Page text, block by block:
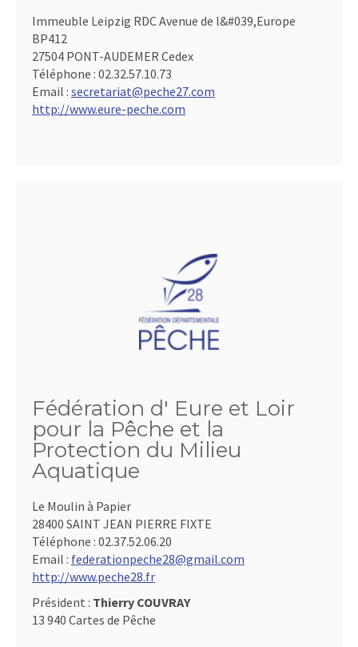
Immeuble Leipzig RDC Avenue de l&#039,Europe
BP412
27504 PONT-AUDEMER Cedex
Téléphone : 02.32.57.10.73
Email : secretariat@peche27.com
http://www.eure-peche.com
Fédération d' Eure et Loir
pour la Pêche et la
Protection du Milieu
Aquatique
Le Moulin à Papier
28400 SAINT JEAN PIERRE FIXTE
Téléphone : 02.37.52.06.20
Email : federationpeche28@gmail.com
http://www.peche28.fr
Président : Thierry COUVRAY
13 940 Cartes de Pêche